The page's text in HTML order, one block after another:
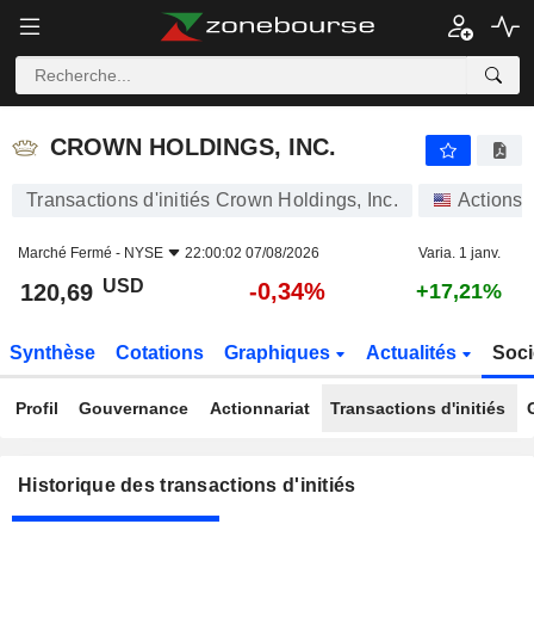
CROWN HOLDINGS, INC.
CROWN HOLDINGS, INC.
Transactions d'initiés Crown Holdings, Inc. Actions
Marché Fermé - NYSE 22:00:02 07/08/2026 Varia. 1 janv.
120,69 USD -0,34% +17,21%
Synthèse Cotations Graphiques Actualités
Profil Gouvernance Actionnariat Transactions d'initiés
Historique des transactions d'initiés